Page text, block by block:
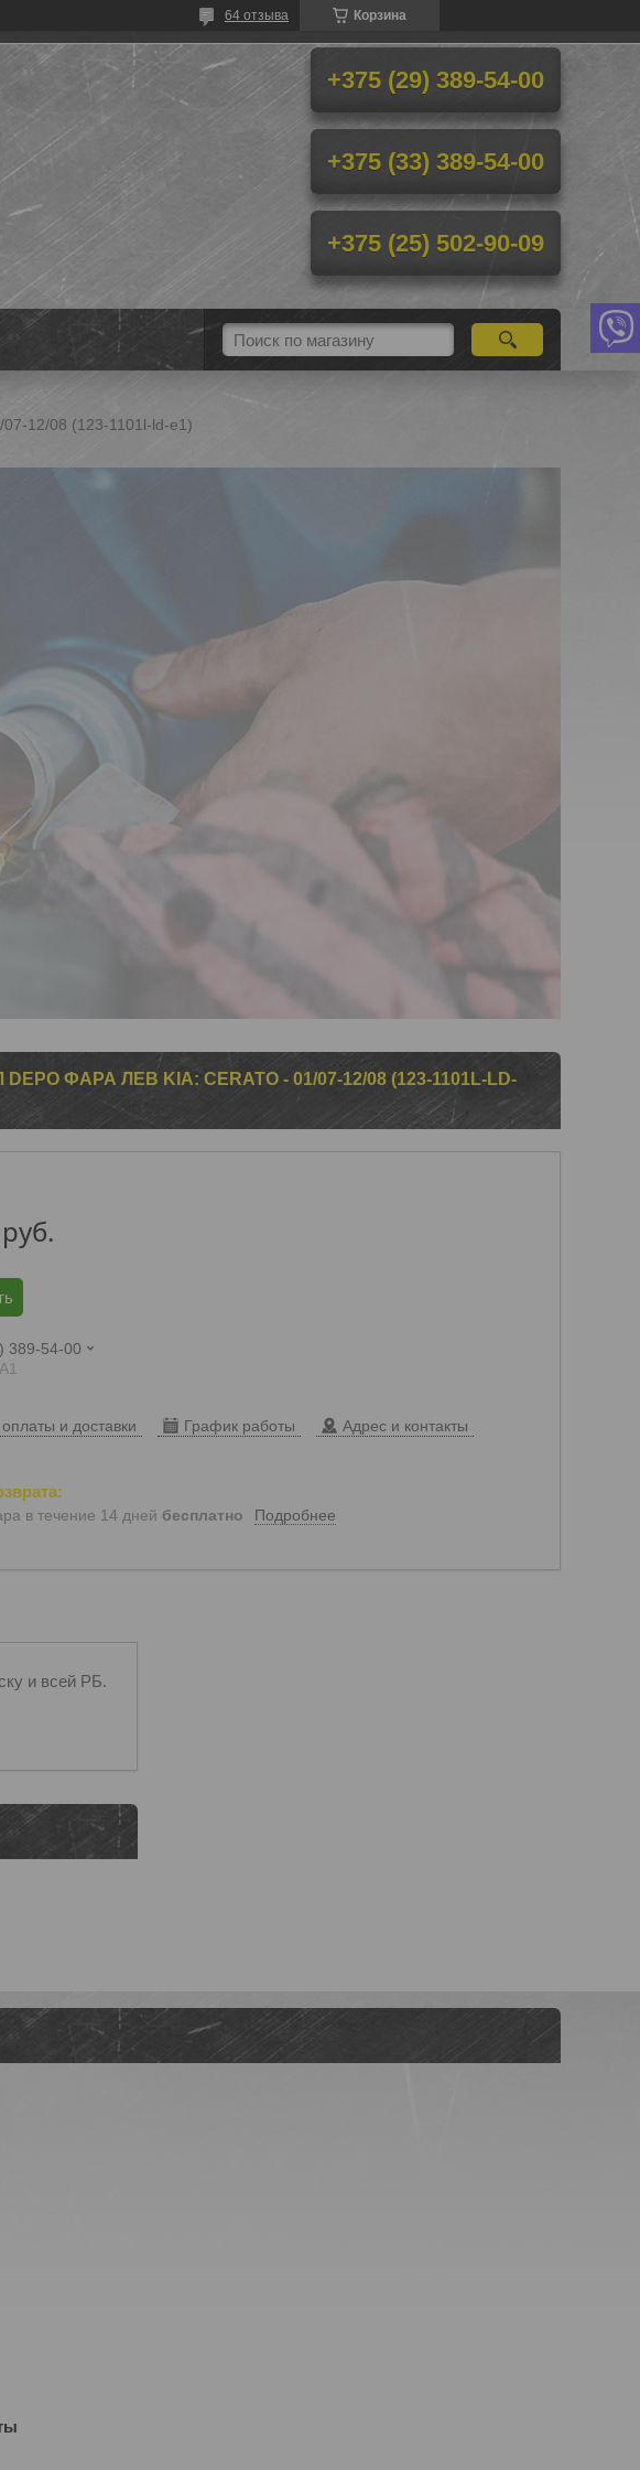
Корзина
64 отзыва
+375 (29) 389-54-00
+375 (33) 389-54-00
+375 (25) 502-90-09
12/08 (123-1101l-ld-e1)
ФАРА ЛЕВ KIA: CERATO - 01/07-12/08 (123-1101L-LD-
руб.
389-54-00
А1
и доставки График работы Адрес и контакты
в течение 14 дней бесплатно Подробнее
и всей РБ.